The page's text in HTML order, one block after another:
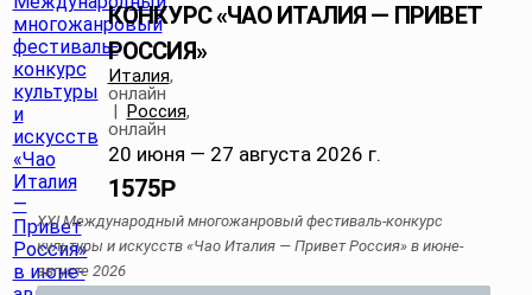
КОНКУРС «ЧАО ИТАЛИЯ — ПРИВЕТ
РОССИЯ»
Италия,
онлайн
| Россия,
онлайн
20 июня — 27 августа 2026 г.
1575Р
XXI Международный многожанровый фестиваль-конкурс
культуры и искусств «Чао Италия — Привет Россия» в июне-
августе 2026